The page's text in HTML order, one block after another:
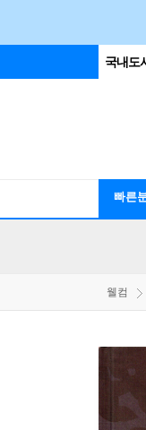
국내도
빠른
웰컴